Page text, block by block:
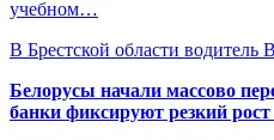
учебном…
В Брестской области водитель
Белорусы начали массово
банки фиксируют резкий